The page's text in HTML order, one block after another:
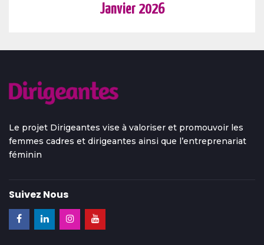
Janvier 2026
Le projet Dirigeantes vise à valoriser et promouvoir les
femmes cadres et dirigeantes ainsi que l’entreprenariat
féminin
Suivez Nous